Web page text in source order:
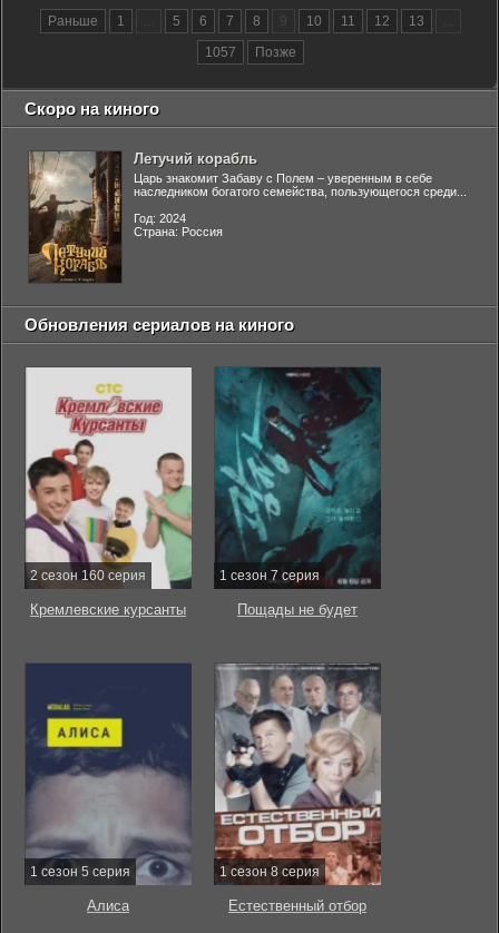
Раньше 1 ... 5 6 7 8 9 10 11 12 13
...
1057
Позже
Скоро на киного
Летучий корабль
Царь знакомит Забаву с Полем – уверенным в себе
наследником богатого семейства, пользующегося среди...
Год: 2024
Страна: Россия
Обновления сериалов на киного
2 сезон 160 серия
Кремлевские курсанты
1 сезон 7 серия
Пощады не будет
1 сезон 5 серия
Алиса
1 сезон 8 серия
Естественный отбор